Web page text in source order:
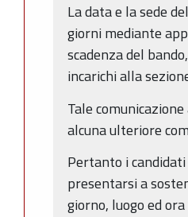
La data e la sede
giorni mediante
scadenza del
incarichi alla
Tale
alcuna ulteriore
Pertanto i
presentarsi a
giorno, luogo ed